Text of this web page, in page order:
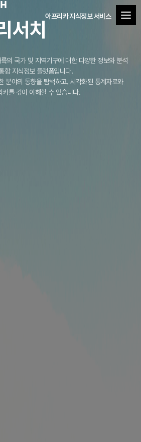
아프리카 지식정보 서비스
서치
의 국가 및 지역기구에 대한 다양한 정보와 분석
합 지식정보 플랫폼입니다.
분야의 동향을 탐색하고, 시각화된 통계자료와
카를 깊이 이해할 수 있습니다.